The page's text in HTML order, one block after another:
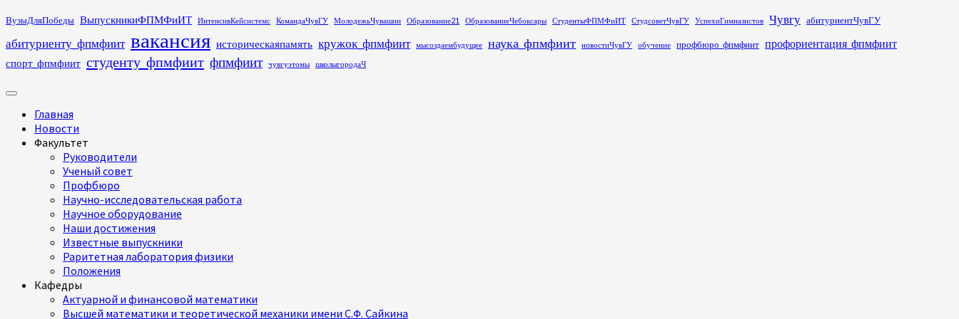
Перейти
содержимому
ВузыДляПобеды ВыпускникиФПМФиИТ ИнтенсивКейсистемс КомандаЧувГУ МолодежьЧувашии Образование21 ОбразованиеЧебоксары СтудентыФПМФиИТ СтудсоветЧувГУ УспехиГимназистов Чувгу абитуриентЧувГУ
абитуриенту_фпмфиит вакансия историческаяпамять кружок_фпмфиит мысоздаембудущее наука_фпмфиит новостиЧувГУ обучение профбюро_фпмфиит профориентация_фпмфиит
спорт_фпмфиит студенту_фпмфиит фпмфиит чувгуэтомы школыгородаЧ
Основное
Главная
Новости
Факультет
Руководители
Ученый совет
Профбюро
Научно-исследовательская работа
Научное оборудование
Наши достижения
Известные выпускники
Раритетная лаборатория физики
Положения
Кафедры
Актуарной и финансовой математики
Высшей математики и теоретической механики имени С.Ф. Сайкина